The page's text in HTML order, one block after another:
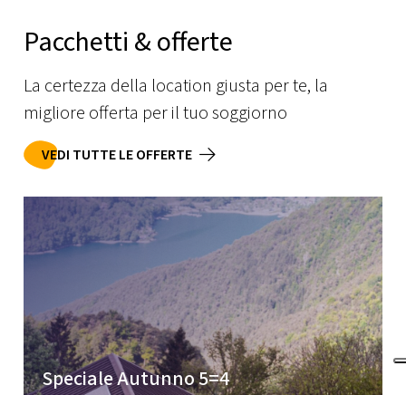
Pacchetti & offerte
La certezza della location giusta per te, la
migliore offerta per il tuo soggiorno
VEDI TUTTE LE OFFERTE
Speciale Autunno 5=4